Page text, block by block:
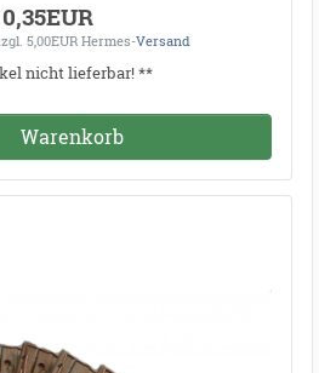
0,35EUR
5,00EUR Hermes-Versand
nicht lieferbar! **
Warenkorb